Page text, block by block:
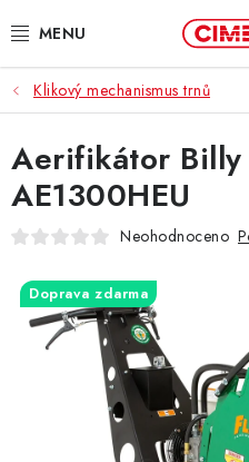
na
ZAHRADA, LES
DÍLNA, STAVBA
MILWAUKEE
PROFI STROJE
Klikový mechanismus trnů
Aerifikátor Billy
AE1300HEU
Neohodnoceno
Doprava zdarma